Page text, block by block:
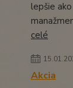
lepšie
celé
Akcia